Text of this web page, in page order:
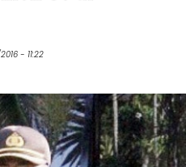
- 11:22